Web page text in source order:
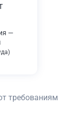
—
требованиям